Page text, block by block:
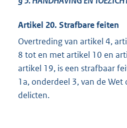
Artikel 20. Strafbare feiten
Overtreding van artikel 4,
8 tot en met artikel 10 en
artikel 19, is een strafbaar
1a, onderdeel 3, van de Wet
delicten.